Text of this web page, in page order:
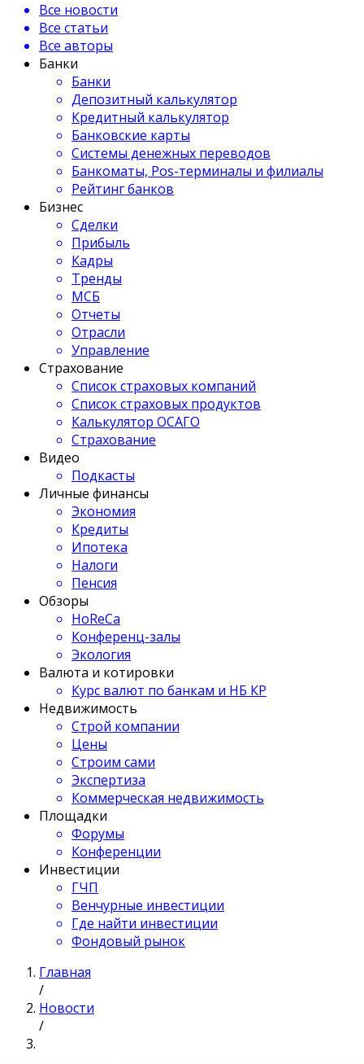
Все новости
Все статьи
Все авторы
Банки
Банки
Депозитный калькулятор
Кредитный калькулятор
Банковские карты
Системы денежных переводов
Банкоматы, Pos-терминалы и филиалы
Рейтинг банков
Бизнес
Сделки
Прибыль
Кадры
Тренды
МСБ
Отчеты
Отрасли
Управление
Страхование
Список страховых компаний
Список страховых продуктов
Калькулятор ОСАГО
Страхование
Видео
Подкасты
Личные финансы
Экономия
Кредиты
Ипотека
Налоги
Пенсия
Обзоры
HoReCa
Конференц-залы
Экология
Валюта и котировки
Курс валют по банкам и НБ КР
Недвижимость
Строй компании
Цены
Строим сами
Экспертиза
Коммерческая недвижимость
Площадки
Форумы
Конференции
Инвестиции
ГЧП
Венчурные инвестиции
Где найти инвестиции
Фондовый рынок
Главная
/
Новости
/